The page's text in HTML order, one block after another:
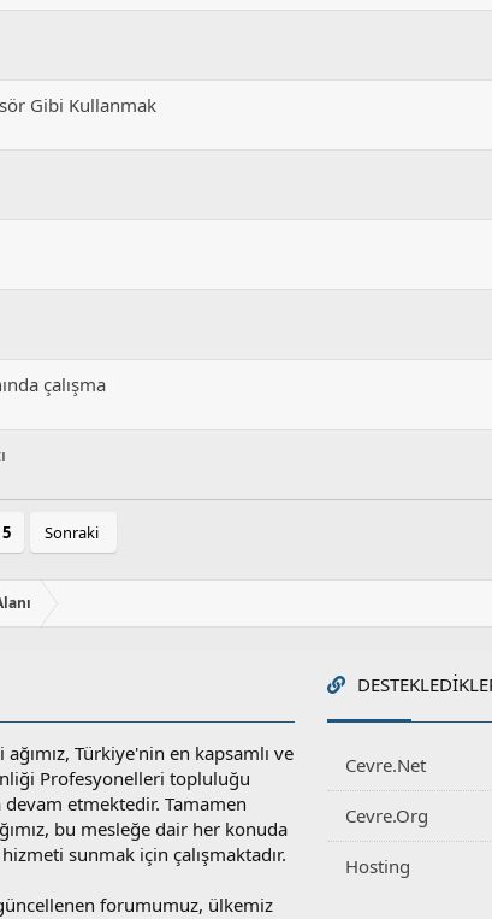
Gibi Kullanmak
çalışma
5 Sonraki
Türkiye'nin en kapsamlı ve
Profesyonelleri topluluğu
etmektedir. Tamamen
bu mesleğe dair her konuda
sunmak için çalışmaktadır.
forumumuz, ülkemiz
Cevre.Net
Cevre.Org
Hosting